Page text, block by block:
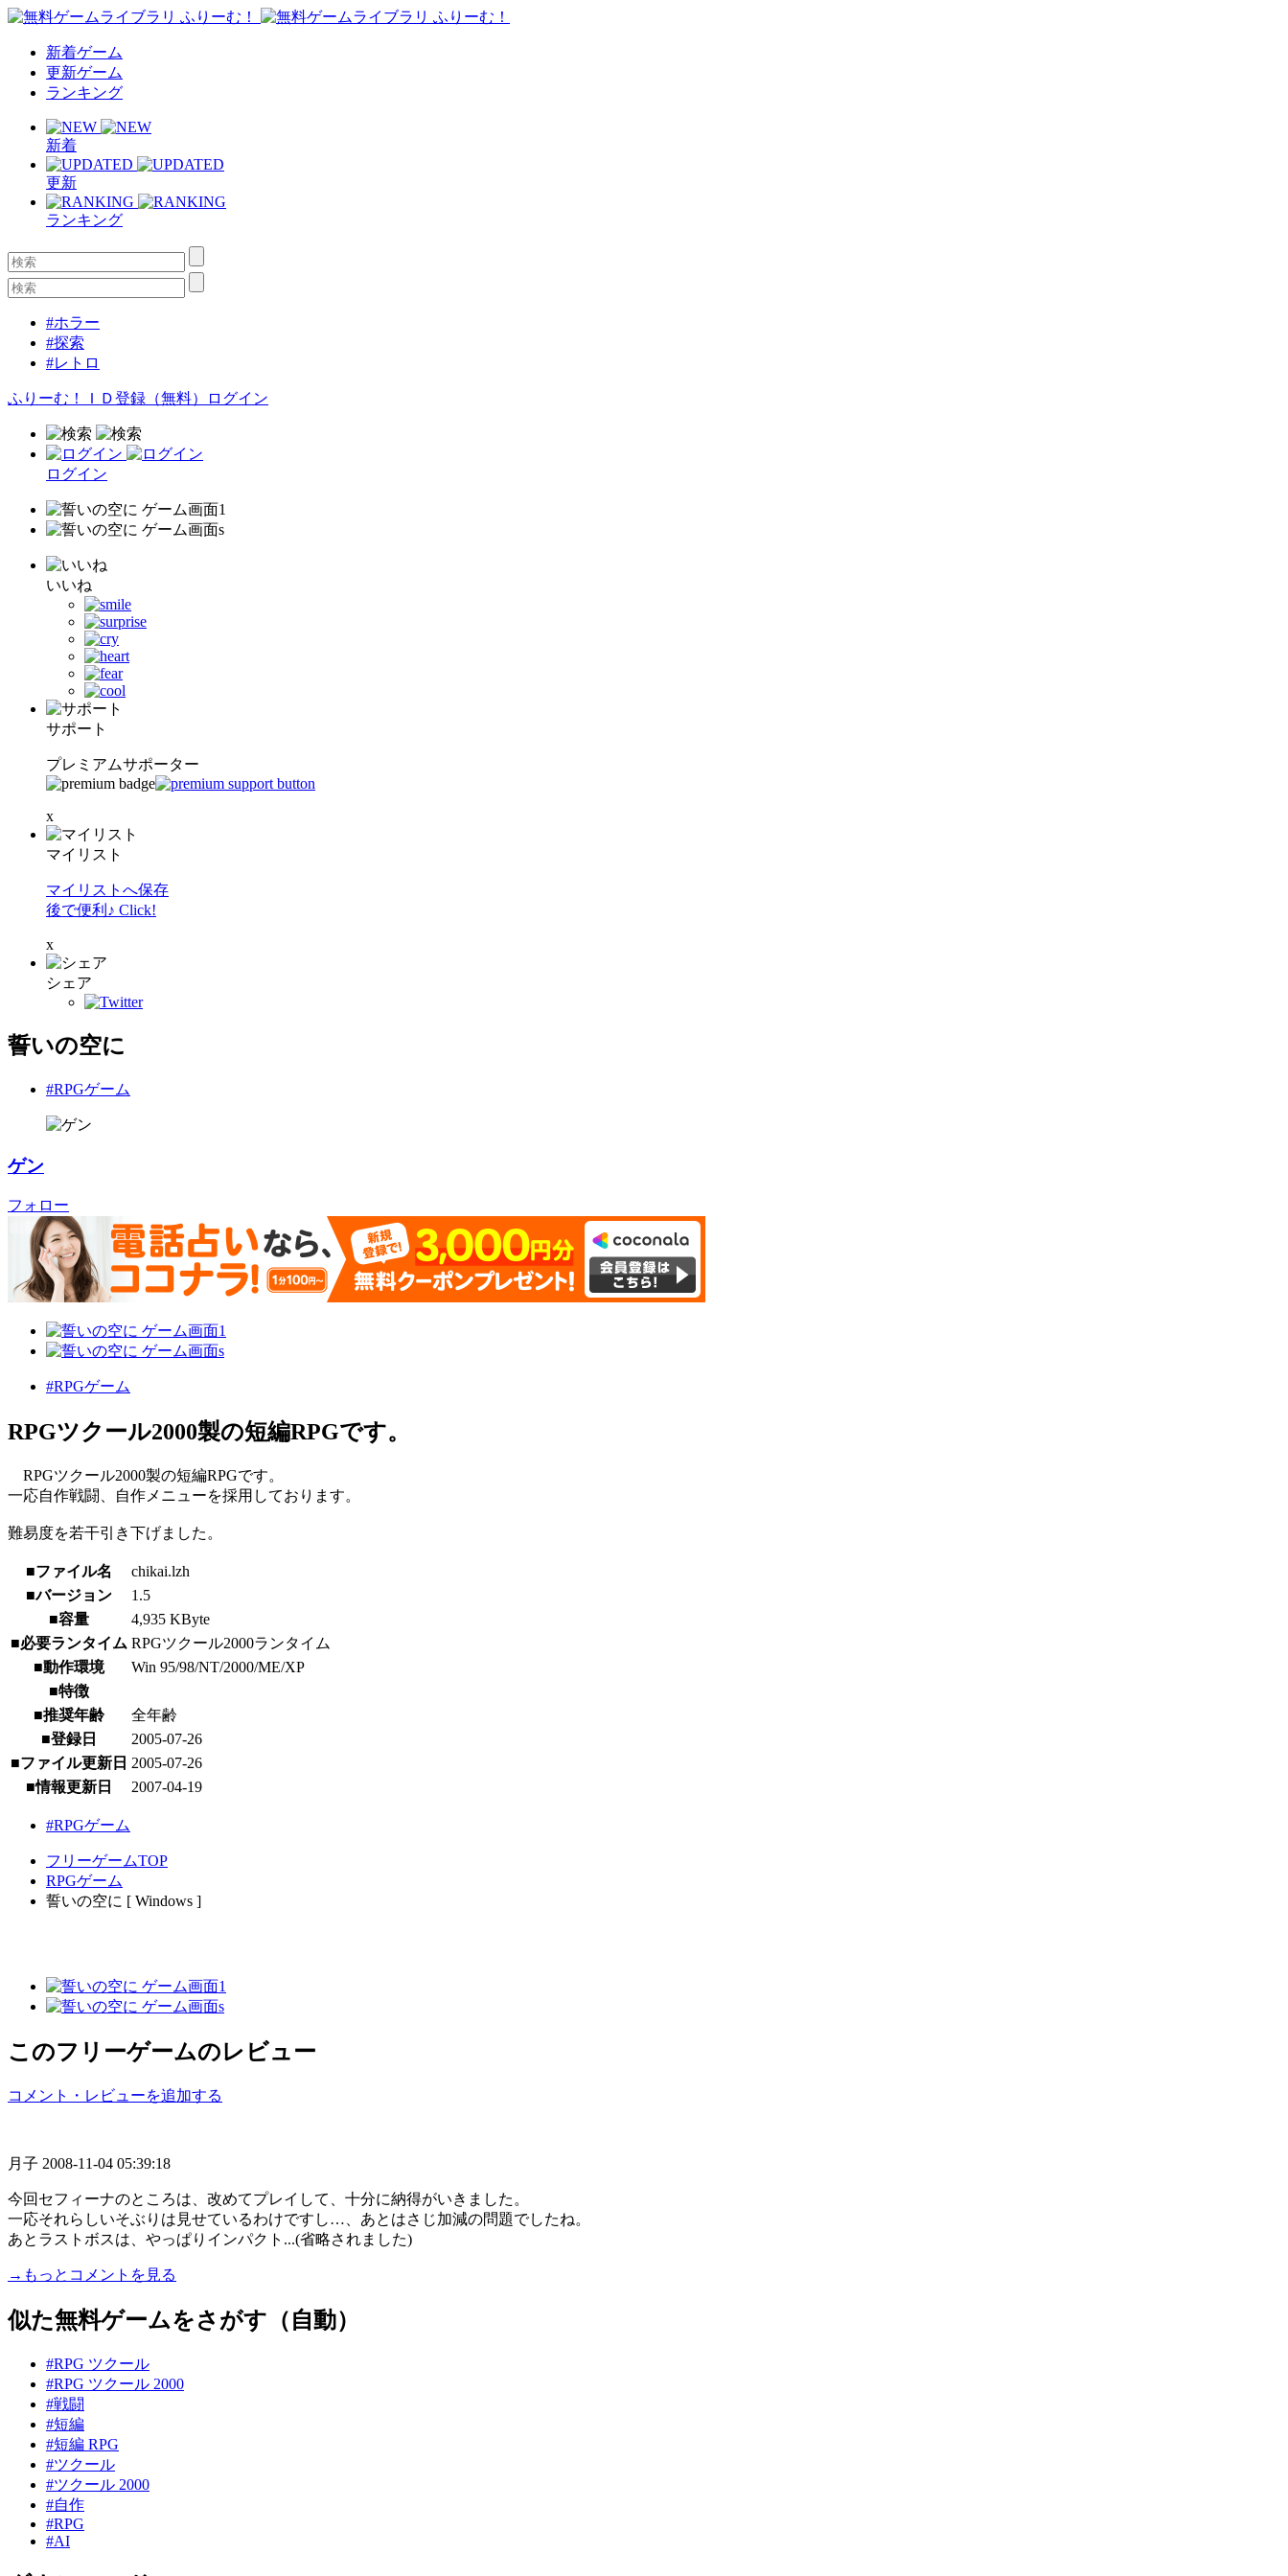
新着ゲーム
更新ゲーム
ランキング
新着
更新
ランキング
#ホラー
#探索
#レトロ
ふりーむ！ＩＤ登録（無料） ログイン
ログイン
いいね
サポート
プレミアムサポーター
x
マイリスト
マイリストへ保存
後で便利♪ Click!
x
シェア
誓いの空に
#RPGゲーム
ゲン
フォロー
#RPGゲーム
RPGツクール2000製の短編RPGです。
RPGツクール2000製の短編RPGです。
一応自作戦闘、自作メニューを採用しております。
難易度を若干引き下げました。
■ファイル名
chikai.lzh
■バージョン
1.5
■容量
4,935 KByte
■必要ランタイム RPGツクール2000ランタイム
■動作環境
Win 95/98/NT/2000/ME/XP
■特徴
■推奨年齢
全年齢
■登録日
2005-07-26
■ファイル更新日 2005-07-26
■情報更新日
2007-04-19
#RPGゲーム
フリーゲームTOP
RPGゲーム
誓いの空に [ Windows ]
このフリーゲームのレビュー
コメント・レビューを追加する
月子 2008-11-04 05:39:18
今回セフィーナのところは、改めてプレイして、十分に納得がいきました。
一応それらしいそぶりは見せているわけですし…、あとはさじ加減の問題でしたね。
あとラストボスは、やっぱりインパクト...(省略されました)
→もっとコメントを見る
似た無料ゲームをさがす（自動）
#RPG ツクール
#RPG ツクール 2000
#戦闘
#短編
#短編 RPG
#ツクール
#ツクール 2000
#自作
#RPG
#AI